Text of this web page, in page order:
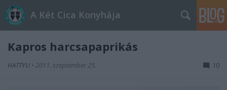
A Két Cica Konyhája
Kapros harcsapaprikás
HATTYU • 2011. szeptember 25. 10